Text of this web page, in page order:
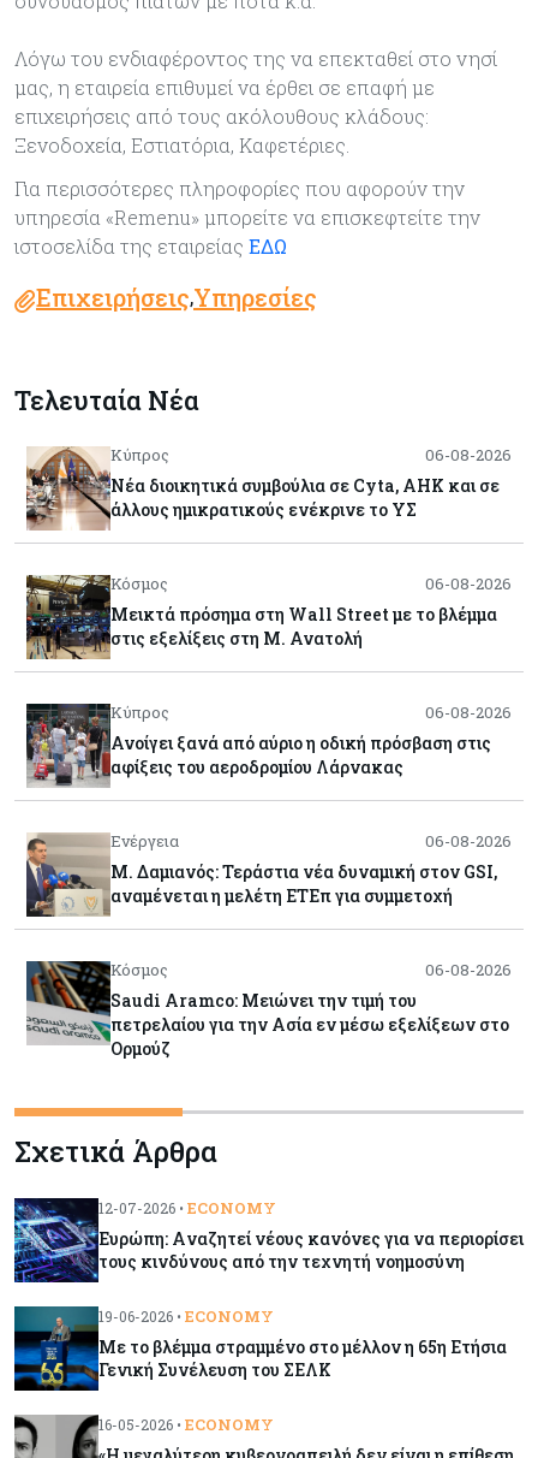
Λόγω του ενδιαφέροντος της να επεκταθεί στο νησί
μας, η εταιρεία επιθυμεί να έρθει σε επαφή με
επιχειρήσεις από τους ακόλουθους κλάδους:
Ξενοδοχεία, Εστιατόρια, Καφετέριες.
Για περισσότερες πληροφορίες που αφορούν την
υπηρεσία «Remenu» μπορείτε να επισκεφτείτε την
ιστοσελίδα της εταιρείας ΕΔΩ
Επιχειρήσεις,Υπηρεσίες
Τελευταία Νέα
Κύπρος 06-08-2026
Νέα διοικητικά συμβούλια σε Cyta, AHK και σε
άλλους ημικρατικούς ενέκρινε το ΥΣ
Κόσμος 06-08-2026
Μεικτά πρόσημα στη Wall Street με το βλέμμα
στις εξελίξεις στη Μ. Ανατολή
Κύπρος 06-08-2026
Ανοίγει ξανά από αύριο η οδική πρόσβαση στις
αφίξεις του αεροδρομίου Λάρνακας
Ενέργεια 06-08-2026
Μ. Δαμιανός: Τεράστια νέα δυναμική στον GSI,
αναμένεται η μελέτη ΕΤΕπ για συμμετοχή
Κόσμος 06-08-2026
Saudi Aramco: Μειώνει την τιμή του
πετρελαίου για την Ασία εν μέσω εξελίξεων στο
Ορμούζ
Κύπρος 06-08-2026
Πιάνει δουλειά ο Κυπριακός Οργανισμός
Ανάπτυξης Επιχειρήσεων – Διορίστηκε το δ.σ.,
Κόσμος 06-08-2026
κινηματογραφικών επιδόσεων και της
απουσίας του NBA
Commerzbank: Η Όρλοπ αλλάζει στάση
Σχετικά Άρθρα
12-07-2026 • ECONOMY
Ευρώπη: Aναζητεί νέους κανόνες για να περιορίσει
τους κινδύνους από την τεχνητή νοημοσύνη
19-06-2026 • ECONOMY
Με το βλέμμα στραμμένο στο μέλλον η 65η Ετήσια
Γενική Συνέλευση του ΣΕΛΚ
16-05-2026 • ECONOMY